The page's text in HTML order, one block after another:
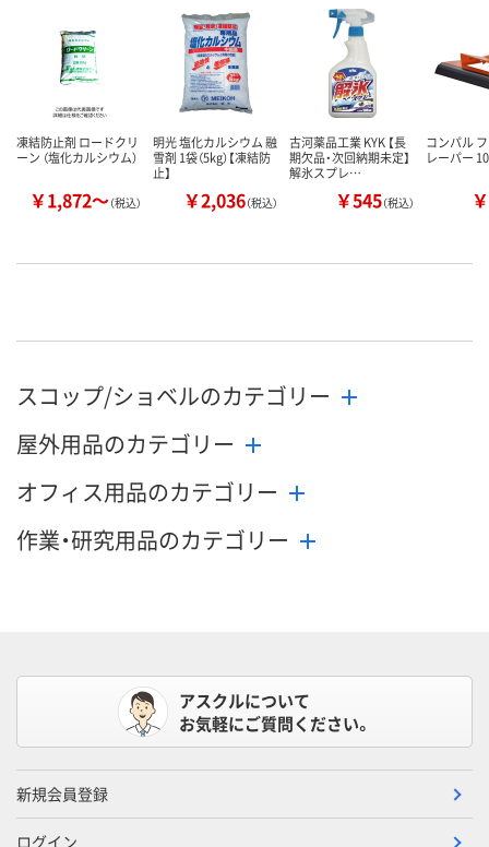
凍結防止剤 ロードクリ
ーン （塩化カルシウム）
￥1,872～（税込）
明光 塩化カルシウム 融
雪剤 1袋（5kg）【凍結防
止】
￥2,036（税込）
古河薬品工業 KYK 【長
期欠品・次回納期未定】
解氷スプレ…
￥545（税込）
コンパル
レーパー
スコップ/ショベルのカテゴリー
屋外用品のカテゴリー
オフィス用品のカテゴリー
作業・研究用品のカテゴリー
アスクルについて
お気軽にご質問ください。
新規会員登録
ログイン